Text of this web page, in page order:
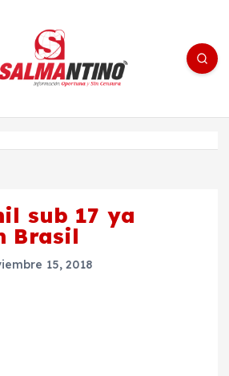
- medios/noticias/editorial
sub 17 ya
Brasil
15, 2018